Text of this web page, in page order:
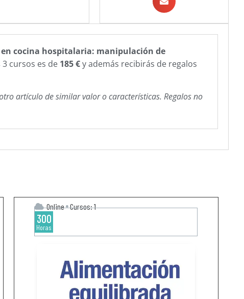
cocina hospitalaria: manipulación de
cursos es de 185 €y además recibirás de regalos
artículo de similar valor o características.​ Regalos no
Online Cursos: 1
300
Horas